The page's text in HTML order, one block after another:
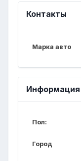
Контакты
Марка авто
Информация
Пол:
Город